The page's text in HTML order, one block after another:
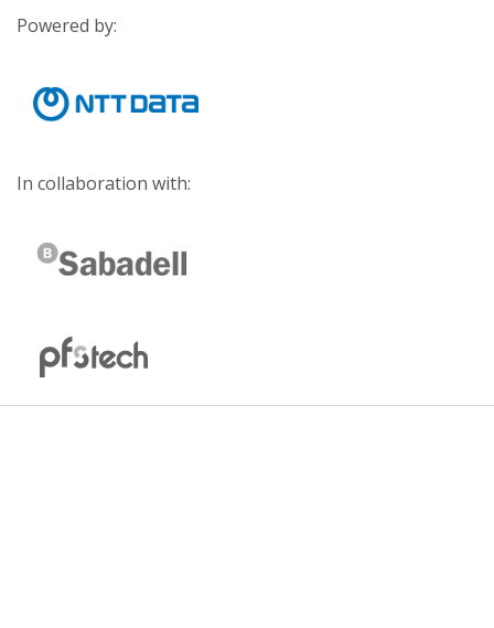
Powered by:
In collaboration with: